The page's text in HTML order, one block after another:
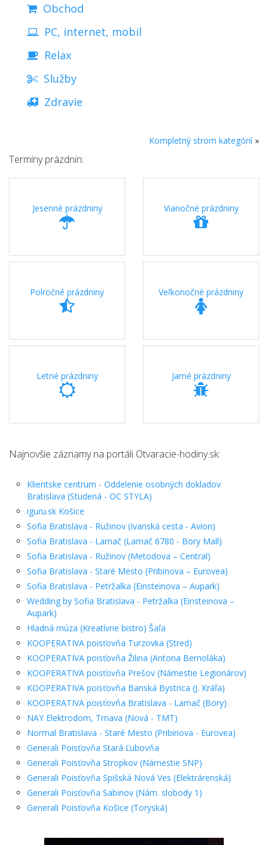
Obchod
PC, internet, mobil
Relax
Služby
Zdravie
Kompletný strom kategórií»
Termíny prázdnin:
Jesenné prázdniny Vianočné prázdniny
Polročné prázdniny Veľkonočné prázdniny
Letné prázdniny Jarné prázdniny
Najnovšie záznamy na portáli Otvaracie-hodiny.sk:
Klientske centrum - Oddelenie osobných dokladov
Bratislava (Studená - OC STYLA)
iguru.sk Košice
Sofia Bratislava - Ružinov (Ivanská cesta - Avion)
Sofia Bratislava - Lamač (Lamač 6780 - Bory Mall)
Sofia Bratislava - Ružinov (Metodova – Central)
Sofia Bratislava - Staré Mesto (Pribinova – Eurovea)
Sofia Bratislava - Petržalka (Einsteinova – Aupark)
Wedding by Sofia Bratislava - Petržalka (Einsteinova –
Aupark)
Hladná múza (Kreatívne bistro) Šaľa
KOOPERATIVA poisťovňa Turzovka (Stred)
KOOPERATIVA poisťovňa Žilina (Antona Bernoláka)
KOOPERATIVA poisťovňa Prešov (Námestie Legionárov)
KOOPERATIVA poisťovňa Banská Bystrica (J. Kráľa)
KOOPERATIVA poisťovňa Bratislava - Lamač (Bory)
NAY Elektrodom, Trnava (Nová - TMT)
Normal Bratislava - Staré Mesto (Pribinova - Eurovea)
Generali Poisťovňa Stará Ľubovňa
Generali Poisťovňa Stropkov (Námestie SNP)
Generali Poisťovňa Spišská Nová Ves (Elektrárenská)
Generali Poisťovňa Sabinov (Nám. slobody 1)
Generali Poisťovňa Košice (Toryská)